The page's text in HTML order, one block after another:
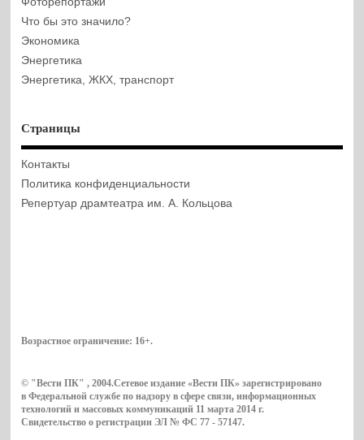
Что бы это значило?
Экономика
Энергетика
Энергетика, ЖКХ, транспорт
Страницы
Контакты
Политика конфиденциальности
Репертуар драмтеатра им. А. Кольцова
Возрастное ограничение: 16+.
© "Вести ПК" , 2004.Сетевое издание «Вести ПК» зарегистрировано
в Федеральной службе по надзору в сфере связи, информационных
технологий и массовых коммуникаций 11 марта 2014 г.
Свидетельство о регистрации ЭЛ № ФС 77 - 57147.